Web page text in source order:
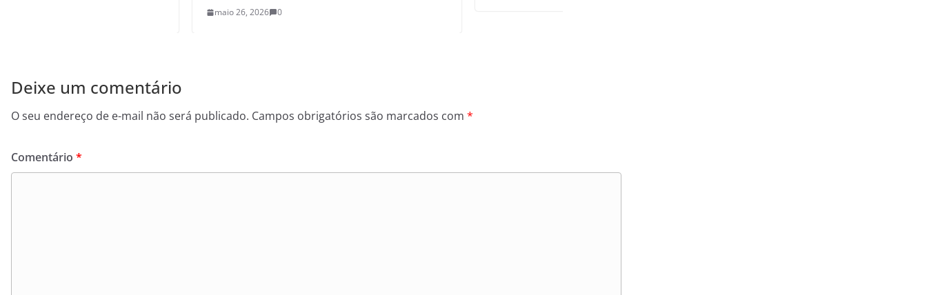
Deixe um comentário
O seu endereço de e-mail não será publicado. Campos obrigatórios são marcados com *
Comentário *